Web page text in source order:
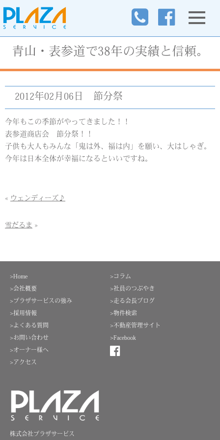
青山・表参道で38年の実績と信頼。
2012年02月06日 節分祭
今年もこの季節がやってきました！！
表参道商店会 節分祭！！
子供も大人もみんな「鬼は外、福は内」を願い、大はしゃぎ。
今年は日本全体が幸福になるといいですね。
« ウェンディーズ♪
雪だるま »
>コラム
>社員のつぶやき
>走る会長ブログ
>物件検索
>不動産管理サイト
>Facebook
>Home
>会社概要
>プラザサービスの強み
>採用情報
>よくある質問
>お問い合わせ
>オーナー様へ
>アクセス
株式会社プラザサービス